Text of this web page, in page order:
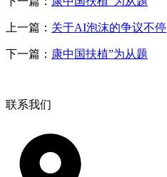
上一篇： 关于AI泡沫的争议不停
下一篇： 康中国扶植”为从题
联系我们